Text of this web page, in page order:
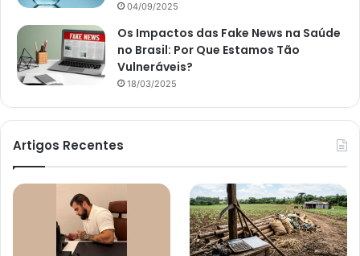
04/09/2025
Os Impactos das Fake News na Saúde
no Brasil: Por Que Estamos Tão
Vulneráveis?
18/03/2025
Artigos Recentes